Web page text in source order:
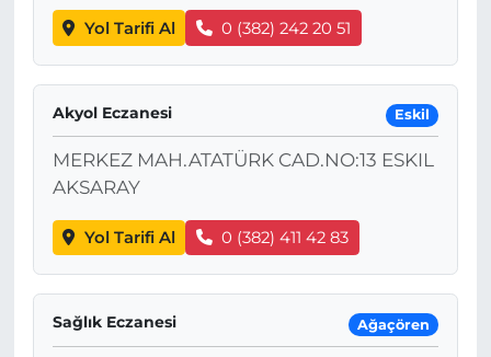
Yol Tarifi Al 0 (382) 242 20 51
Akyol Eczanesi Eskil
MERKEZ MAH.ATATÜRK CAD.NO:13 ESKIL
AKSARAY
Yol Tarifi Al 0 (382) 411 42 83
Sağlık Eczanesi Ağaçören